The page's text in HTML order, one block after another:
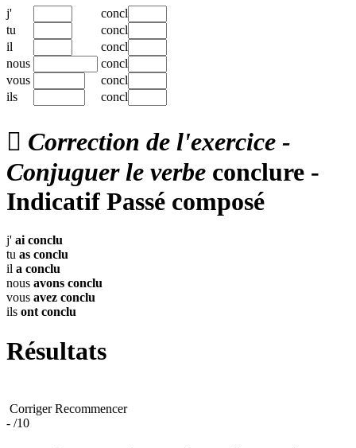
j'
concl
tu
concl
il
concl
nous
concl
vous
concl
ils
concl
 Correction de l'exercice -
Conjuguer le verbe conclure -
Indicatif Passé composé
j' ai conclu
tu as conclu
il a conclu
nous avons conclu
vous avez conclu
ils ont conclu
Résultats
CorrigerRecommencer
- /10